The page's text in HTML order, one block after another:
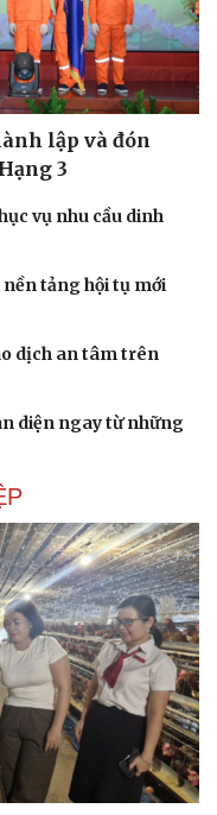
lập và đón
3
vụ nhu cầu dinh
tảng hội tụ mới
dịch an tâm trên
diện ngay từ những